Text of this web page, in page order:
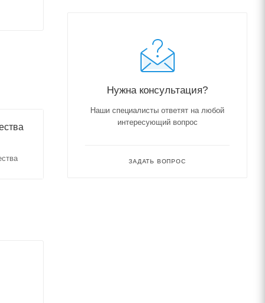
Нужна консультация?
Наши специалисты ответят на любой
интересующий вопрос
ЗАДАТЬ ВОПРОС